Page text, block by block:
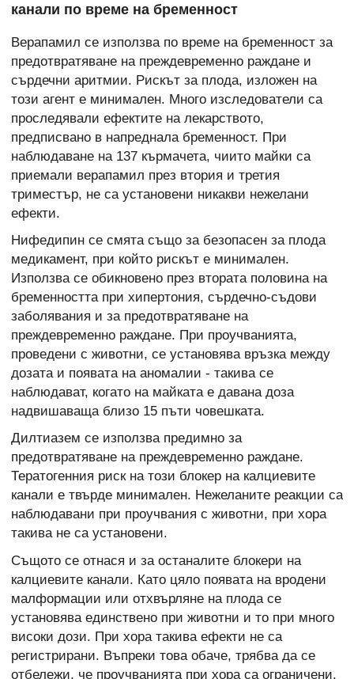
канали по време на бременност
Верапамил се използва по време на бременност за
предотвратяване на преждевременно раждане и
сърдечни аритмии. Рискът за плода, изложен на
този агент е минимален. Много изследователи са
проследявали ефектите на лекарството,
предписвано в напреднала бременност. При
наблюдаване на 137 кърмачета, чиито майки са
приемали верапамил през втория и третия
триместър, не са установени никакви нежелани
ефекти.
Нифедипин се смята също за безопасен за плода
медикамент, при който рискът е минимален.
Използва се обикновено през втората половина на
бременността при хипертония, сърдечно-съдови
заболявания и за предотвратяване на
преждевременно раждане. При проучванията,
проведени с животни, се установява връзка между
дозата и появата на аномалии - такива се
наблюдават, когато на майката е давана доза
надвишаваща близо 15 пъти човешката.
Дилтиазем се използва предимно за
предотвратяване на преждевременно раждане.
Тератогенния риск на този блокер на калциевите
канали е твърде минимален. Нежеланите реакции са
наблюдавани при проучвания с животни, при хора
такива не са установени.
Същото се отнася и за останалите блокери на
калциевите канали. Като цяло появата на вродени
малформации или отхвърляне на плода се
установява единствено при животни и то при много
високи дози. При хора такива ефекти не са
регистрирани. Въпреки това обаче, трябва да се
отбележи, че проучванията при хора са ограничени.